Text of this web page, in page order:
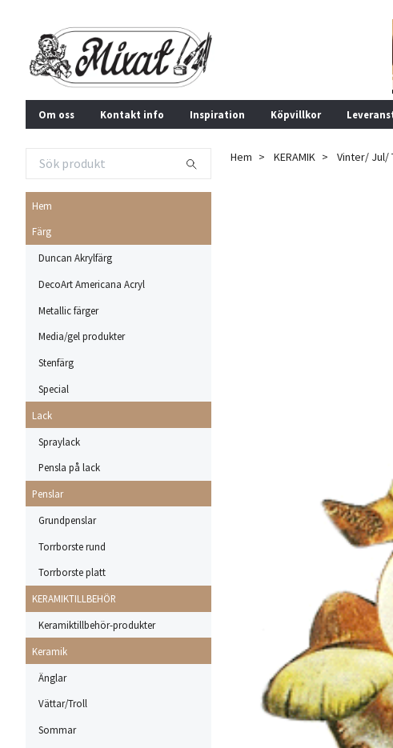
Om oss Kontakt info Inspiration Köpvillkor
Hem
Färg
Duncan Akrylfärg
DecoArt Americana Acryl
Metallic färger
Media/gel produkter
Stenfärg
Special
Lack
Spraylack
Pensla på lack
Penslar
Grundpenslar
Torrborste rund
Torrborste platt
KERAMIKTILLBEHÖR
Keramiktillbehör-produkter
Keramik
Änglar
Vättar/Troll
Sommar
Hem KERAMIK Vinter/ Jul/